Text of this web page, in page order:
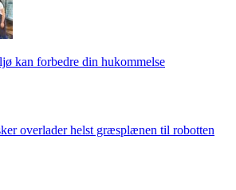
kan forbedre din hukommelse
overlader helst græsplænen til robotten